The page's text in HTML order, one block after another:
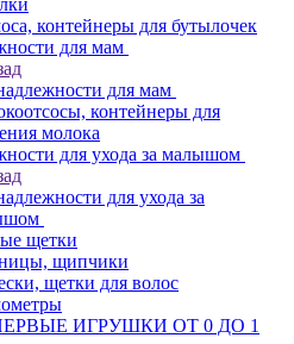
контейнеры для бутылочек
для мам
для мам
контейнеры для
молока
для ухода за малышом
для ухода за
щетки
щипчики
щетки для волос
ИГРУШКИ ОТ 0 ДО 1